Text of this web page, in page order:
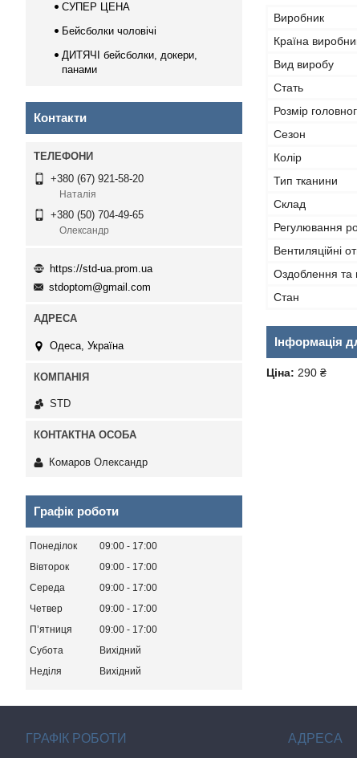
Виробник
Країна
Вид виробу
Стать
Розмір
Сезон
Колір
Тип тканини
Склад
Регулювання
Вентиляційні
Оздоблення та
Стан
Інформація
Ціна: 290 ₴
СУПЕР ЦЕНА
Бейсболки чоловічі
ДИТЯЧІ бейсболки, докери,
панами
Контакти
+380 (67) 921-58-20
Наталія
+380 (50) 704-49-65
Олександр
https://std-ua.prom.ua
stdoptom@gmail.com
Одеса, Україна
STD
Комаров Олександр
Графік роботи
Понеділок 09:00
17:00
Вівторок
09:00
17:00
Середа
09:00
17:00
Четвер
09:00
17:00
Пʼятниця
09:00
17:00
Субота
Вихідний
Неділя
Вихідний
ГРАФІК РОБОТИ